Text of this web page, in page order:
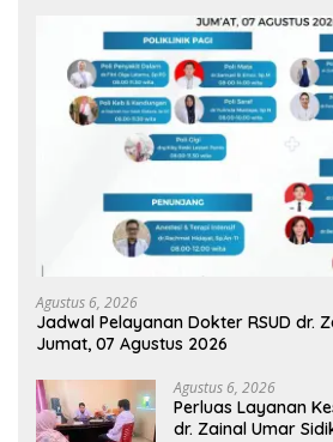
Agustus 6, 2026
Jadwal Pelayanan Dokter RSUD dr.
Jumat, 07 Agustus 2026
Agustus 6, 2026
Perluas Layanan
dr. Zainal Umar